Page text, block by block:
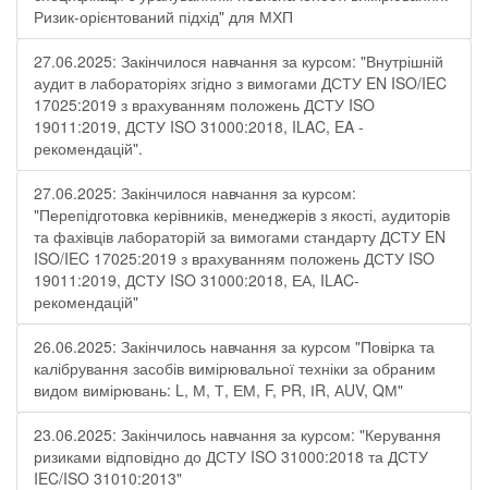
Ризик-орієнтований підхід" для МХП
27.06.2025: Закінчилося навчання за курсом: "Внутрішній
аудит в лабораторіях згідно з вимогами ДСТУ EN ISO/IEC
17025:2019 з врахуванням положень ДСТУ ISO
19011:2019, ДСТУ ISO 31000:2018, ILAC, EA -
рекомендацій".
27.06.2025: Закінчилося навчання за курсом:
"Перепідготовка керівників, менеджерів з якості, аудиторів
та фахівців лабораторій за вимогами стандарту ДСТУ EN
ISO/IEC 17025:2019 з врахуванням положень ДСТУ ISO
19011:2019, ДСТУ ISO 31000:2018, ЕА, ILAC-
рекомендацій"
26.06.2025: Закінчилось навчання за курсом "Повірка та
калібрування засобів вимірювальної техніки за обраним
видом вимірювань: L, М, Т, ЕМ, F, РR, ІR, АUV, QМ"
23.06.2025: Закінчилось навчання за курсом: "Керування
ризиками відповідно до ДСТУ ISO 31000:2018 та ДСТУ
IEC/ISO 31010:2013"